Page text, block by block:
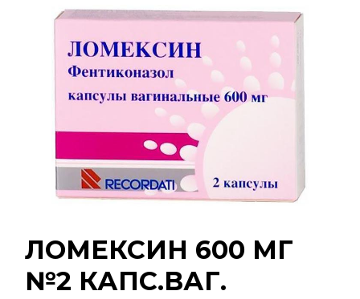
ЛОМЕКСИН 600 МГ
№2 КАПС.ВАГ.